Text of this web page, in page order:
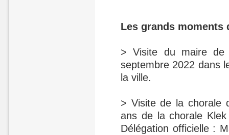
Les grands moments
> Visite du maire
septembre 2022 dans
la ville.
> Visite de la chorale
ans de la chorale
Délégation officielle :